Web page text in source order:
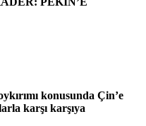
PEKİN’E